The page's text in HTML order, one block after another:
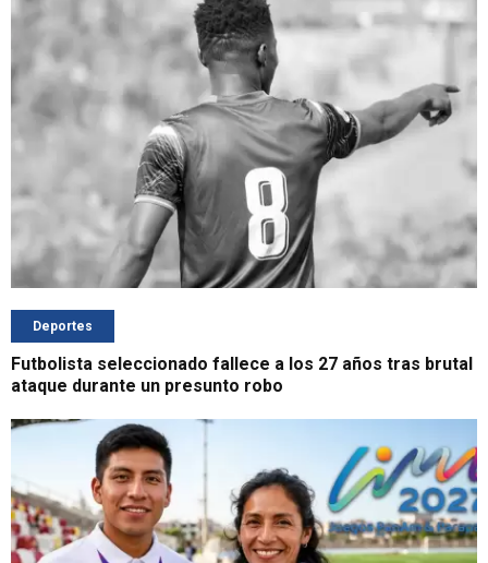
Deportes
Futbolista seleccionado fallece a los 27 años tras brutal
ataque durante un presunto robo